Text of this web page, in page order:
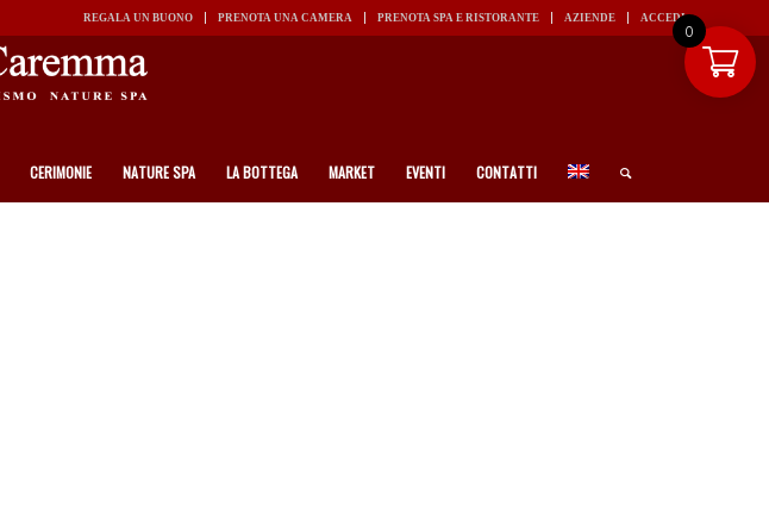
0
REGALA UN BUONO PRENOTA UNA CAMERA PRENOTA SPA E RISTORANTE AZIENDE ACCEDI
CERIMONIE NATURE SPA LA BOTTEGA MARKET EVENTI CONTATTI